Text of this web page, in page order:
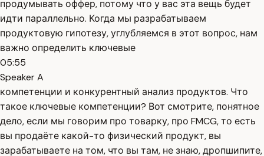
продумывать оффер, потому что у вас эта вещь будет
идти параллельно. Когда мы разрабатываем
продуктовую гипотезу, углубляемся в этот вопрос, нам
важно определить ключевые
05:55
Speaker A
компетенции и конкурентный анализ продуктов. Что
такое ключевые компетенции? Вот смотрите, понятное
дело, если мы говорим про товарку, про FMCG, то есть
вы продаёте какой-то физический продукт, вы
зарабатываете на том, что вы там, не знаю, дропшипите,